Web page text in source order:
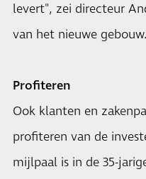
levert", zei directeur
van het nieuwe gebouw.
Profiteren
Ook klanten en
profiteren van de
mijlpaal is in de 35-